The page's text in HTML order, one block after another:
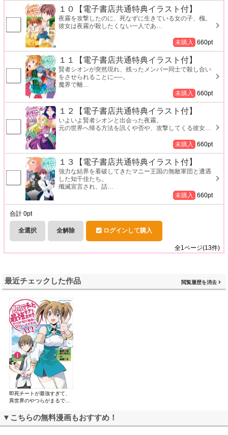
１０【電子書店共通特典イラスト付】
夜霧を攻撃したのに、死なずに生きている女の子、槐。
彼女は夜霧が殺したくない一人であ
未購入 660pt
１１【電子書店共通特典イラスト付】
賢者シオンが突然現れ、残ったメンバー同士で殺し合い
をさせられることに──。
魔界で離
未購入
660pt
１２【電子書店共通特典イラスト付】
いよいよ賢者シオンと出会った夜霧。
元の世界へ帰る方法を訊くや否や、攻撃してくる彼女
未購入 660pt
１３【電子書店共通特典イラスト付】
強力な結界を看破してきたマニー王国の無敵軍団と遭遇
した知千佳たち。
殲滅宣言され、話
未購入
660pt
合計 0pt
全選択 全解除 ログインして購入
全1 ページ(13件)
最近チェックした作品 閲覧履歴を消去
即死チートが最強すぎて、
異世界のやつらがまるで相
ΑΩ-
▼こちらの無料漫画もおすすめ！